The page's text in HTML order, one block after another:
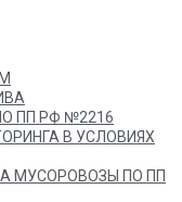
ПП РФ №2216
В УСЛОВИЯХ
МУСОРОВОЗЫ ПО ПП